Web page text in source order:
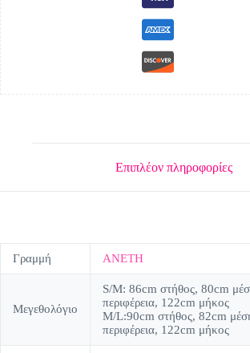
Επιπλέον πληροφορίες
Γραμμή ΑΝΕΤΗ
Μεγεθολόγιο
S/M: 86cm στήθος, 80cm
περιφέρεια, 122cm μήκος
M/L:90cm στήθος, 82cm
περιφέρεια, 122cm μήκος